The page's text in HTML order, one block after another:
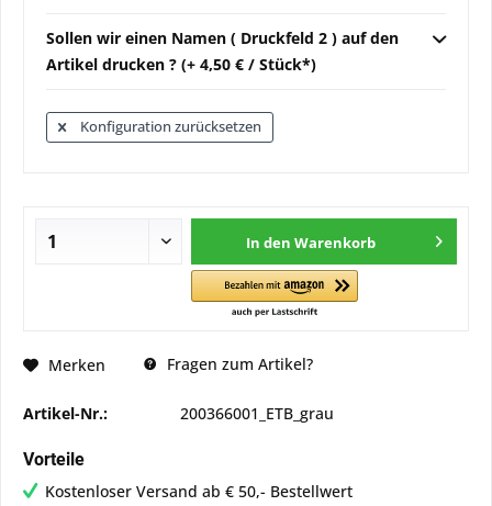
Sollen wir einen Namen ( Druckfeld 2 ) auf den
Artikel drucken ? (+ 4,50 € / Stück*)
Konfiguration zurücksetzen
In den Warenkorb
Merken Fragen zum Artikel?
Artikel-Nr.: 200366001_ETB_grau
Vorteile
Kostenloser Versand ab € 50,- Bestellwert